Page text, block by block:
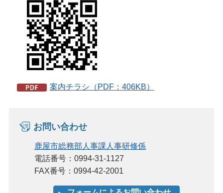
案内チラシ（PDF：406KB）
お問い合わせ
鹿屋市総務部人事課人事研修係
電話番号：0994-31-1127
FAX番号：0994-42-2001